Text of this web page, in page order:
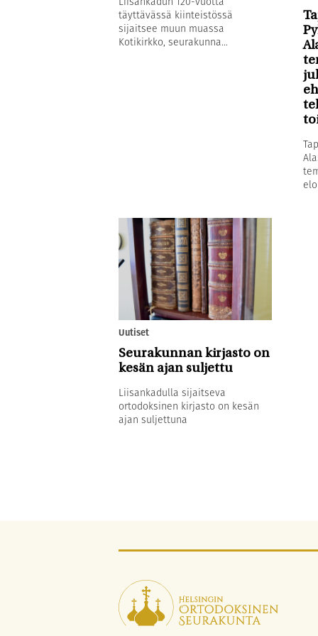
täyttävässä kiinteistössä
sijaitsee muun muassa
Kotikirkko, seurakunna...
Uutiset
Seurakunnan kirjasto on
kesän ajan suljettu
Liisankadulla sijaitseva
ortodoksinen kirjasto on kesän
ajan suljettuna